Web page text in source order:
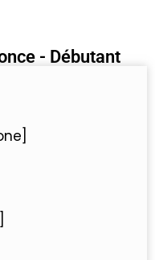
- Débutant